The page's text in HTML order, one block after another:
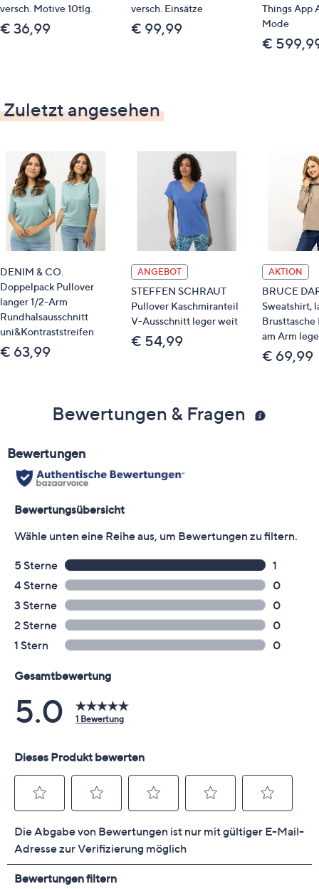
versch. Motive 10tlg.
€ 36,99
versch. Einsätze
€ 99,99
Things App
Mode
€
Zuletzt angesehen
DENIM & CO.
Doppelpack Pullover
langer 1/2-Arm
Rundhalsausschnitt
uni&Kontraststreifen
€ 63,99
ANGEBOT
STEFFEN SCHRAUT
Pullover Kaschmiranteil
V-Ausschnitt leger weit
€ 54,99
AKTION
BRUCE
Sweatshirt,
am Arm
€ 69,99
Bewertungen & Fragen